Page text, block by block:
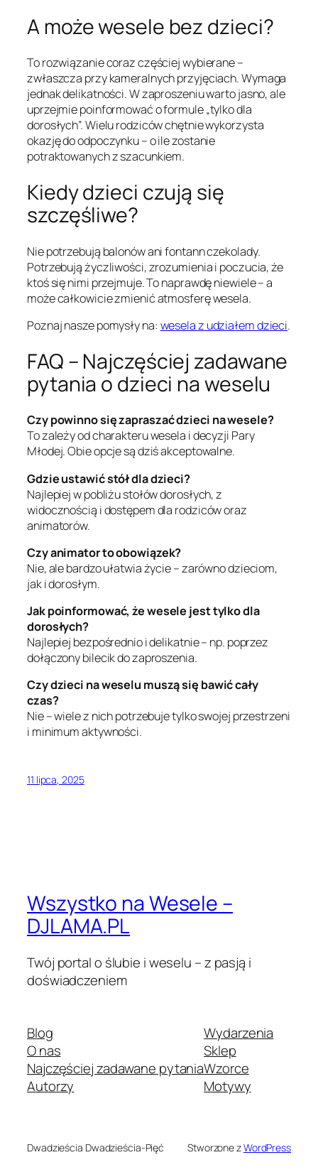
A może wesele bez dzieci?
To rozwiązanie coraz częściej wybierane –
zwłaszcza przy kameralnych przyjęciach. Wymaga
jednak delikatności. W zaproszeniu warto jasno, ale
uprzejmie poinformować o formule „tylko dla
dorosłych”. Wielu rodziców chętnie wykorzysta
okazję do odpoczynku – o ile zostanie
potraktowanych z szacunkiem.
Kiedy dzieci czują się
szczęśliwe?
Nie potrzebują balonów ani fontann czekolady.
Potrzebują życzliwości, zrozumienia i poczucia, że
ktoś się nimi przejmuje. To naprawdę niewiele – a
może całkowicie zmienić atmosferę wesela.
Poznaj nasze pomysły na: wesela z udziałem dzieci.
FAQ – Najczęściej zadawane
pytania o dzieci na weselu
Czy powinno się zapraszać dzieci na wesele?
To zależy od charakteru wesela i decyzji Pary
Młodej. Obie opcje są dziś akceptowalne.
Gdzie ustawić stół dla dzieci?
Najlepiej w pobliżu stołów dorosłych, z
widocznością i dostępem dla rodziców oraz
animatorów.
Czy animator to obowiązek?
Nie, ale bardzo ułatwia życie – zarówno dzieciom,
jak i dorosłym.
Jak poinformować, że wesele jest tylko dla
dorosłych?
Najlepiej bezpośrednio i delikatnie – np. poprzez
dołączony bilecik do zaproszenia.
Czy dzieci na weselu muszą się bawić cały
czas?
Nie – wiele z nich potrzebuje tylko swojej przestrzeni
i minimum aktywności.
11 lipca, 2025
Wszystko na Wesele –
DJLAMA.PL
Twój portal o ślubie i weselu – z pasją i
doświadczeniem
Blog
O nas
Najczęściej zadawane pytania
Autorzy
Wydarzenia
Sklep
Wzorce
Motywy
Dwadzieścia Dwadzieścia-Pięć Stworzone zWordPress